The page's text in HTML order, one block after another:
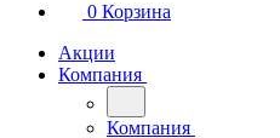
0 Корзина
Акции
Компания
Компания